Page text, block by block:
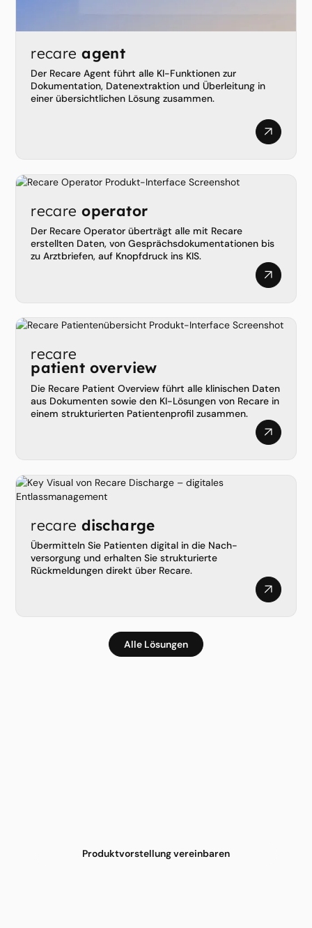
recareagent
Der Recare Agent führt alle KI-Funktionen zur
Dokumentation, Datenextraktion und Überleitung in
einer übersichtlichen Lösung zusammen.
recareoperator
Der Recare Operator überträgt alle mit Recare
erstellten Daten, von Gesprächsdokumentationen bis
zu Arztbriefen, auf Knopfdruck ins KIS.
recare
patient overview
Die Recare Patient Overview führt alle klinischen Daten
aus Dokumenten sowie den KI-Lösungen von Recare in
einem strukturierten Patientenprofil zusammen.
recaredischarge
Übermitteln Sie Patienten digital in die Nach­
versorgung und erhalten Sie strukturierte
Rückmeldungen direkt über Recare.
Alle Lösungen
Produktvorstellung vereinbaren